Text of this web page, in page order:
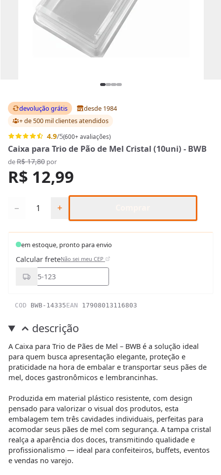
devolução grátis
desde 1984
+ de 500 mil clientesatendidos
4.9/5(600+ avaliações)
Caixa para Trio de Pão de Mel Cristal (10uni) - BWB
deR$ 17,80por
R$ 12,99
− +
em estoque, pronto para envio
Calcular freteNão sei meu CEP
COD BWB-14335EAN 17908013116803
descrição
A Caixa para Trio de Pães de Mel – BWB é a solução ideal
para quem busca apresentação elegante, proteção e
praticidade na hora de embalar e transportar seus pães de
mel, doces gastronômicos e lembrancinhas.
Produzida em material plástico resistente, com design
pensado para valorizar o visual dos produtos, esta
embalagem tem três cavidades individuais, perfeitas para
acomodar seus pães de mel com segurança. A tampa cristal
realça a aparência dos doces, transmitindo qualidade e
profissionalismo — ideal para confeiteiros, buffets, eventos
e vendas no varejo.